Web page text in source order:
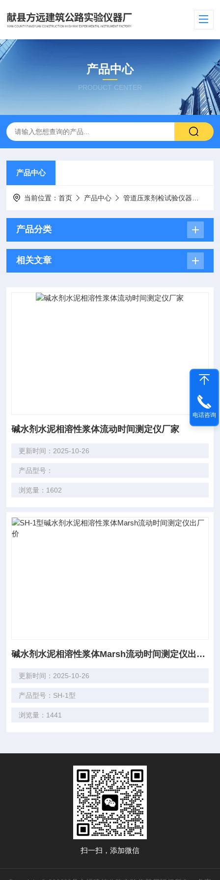
产品中心
PRODUCT CENTER
产品中心
当前位置：首页 产品中心 管道压浆剂检试验仪器
产品分类
相关文章
碱水剂水泥相溶性浆体流动时间测定仪厂家
更新时间：2025-10-26
产品型号：
浏览量：1602
碱水剂水泥相溶性浆体Marsh流动时间测定仪出厂价
更新时间：2025-10-26
产品型号：SH-1型
浏览量：1441
扫一扫，添加微信
电话咨询